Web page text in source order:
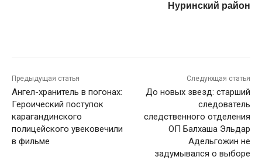
Нуринский район
Предыдущая статья
Ангел-хранитель в погонах:
Героический поступок
карагандинского
полицейского увековечили
в фильме
Следующая статья
До новых звезд: старший
следователь
следственного отделения
ОП Балхаша Эльдар
Адельгожин не
задумывался о выборе